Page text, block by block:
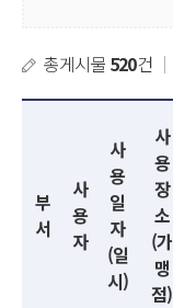
총게시물 520건 ｜
부
서
사
용
자
사
용
일
자
(일
시)
사
용
장
소
(가
맹
점)